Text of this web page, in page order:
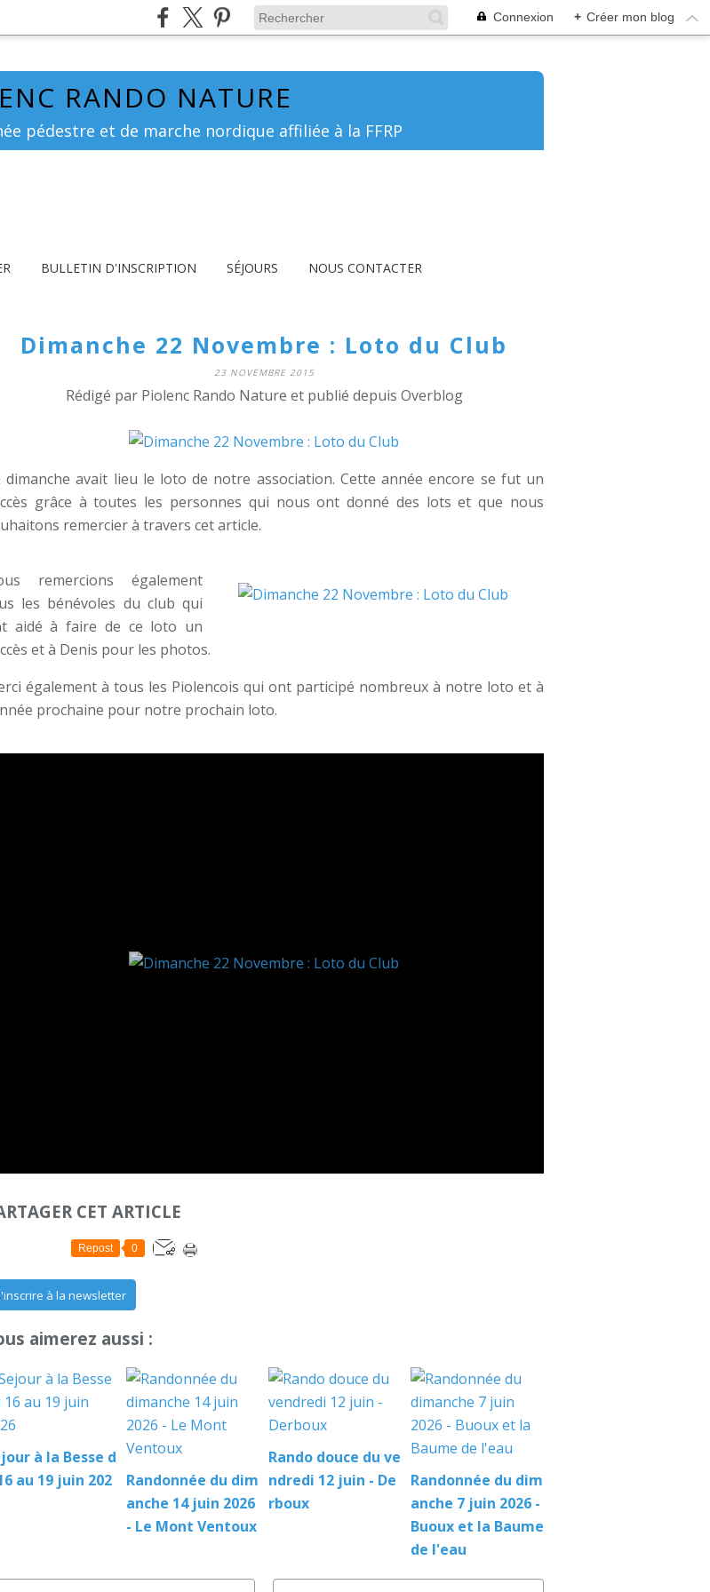
Connexion + Créer mon blog
RANDO NATURE
pédestre et de marche nordique affiliée à la FFRP
BULLETIN D'INSCRIPTION SÉJOURS NOUS CONTACTER
Dimanche 22 Novembre : Loto du Club
23 NOVEMBRE 2015
Rédigé par Piolenc Rando Nature et publié depuis Overblog
dimanche avait lieu le loto de notre association. Cette année encore se fut un
grâce à toutes les personnes qui nous ont donné des lots et que nous
remercier à travers cet article.
remercions également
les bénévoles du club qui
aidé à faire de ce loto un
et à Denis pour les photos.
également à tous les Piolencois qui ont participé nombreux à notre loto et à
prochaine pour notre prochain loto.
CET ARTICLE
Repost 0
à la newsletter
aimerez aussi :
à la Besse d
au 19 juin 202
Randonnée du dim
anche 14 juin 2026
- Le Mont Ventoux
Rando douce du ve
ndredi 12 juin - De
rboux
Randonnée du dim
anche 7 juin 2026 -
Buoux et la Baume
de l'eau